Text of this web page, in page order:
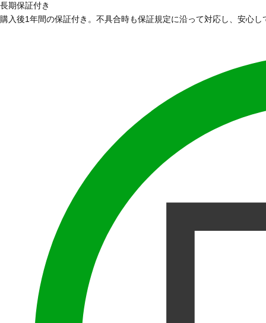
長期保証付き
購入後1年間の保証付き。不具合時も保証規定に沿って対応し、安心